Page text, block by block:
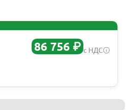
86 756 ₽ с НДС